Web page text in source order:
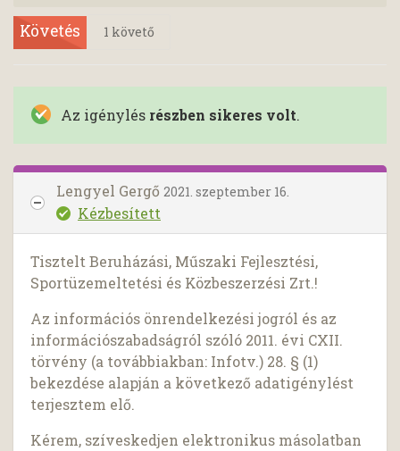
Követés 1 követő
Az igénylés részben sikeres volt.
Lengyel Gergő 2021. szeptember 16.
Kézbesített
Tisztelt Beruházási, Műszaki Fejlesztési,
Sportüzemeltetési és Közbeszerzési Zrt.!
Az információs önrendelkezési jogról és az
információszabadságról szóló 2011. évi CXII.
törvény (a továbbiakban: Infotv.) 28. § (1)
bekezdése alapján a következő adatigénylést
terjesztem elő.
Kérem, szíveskedjen elektronikus másolatban